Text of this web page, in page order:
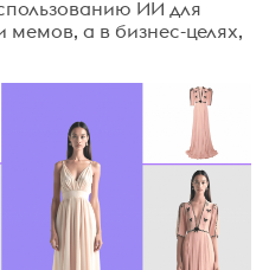
ИИ для
а в бизнес-целях,